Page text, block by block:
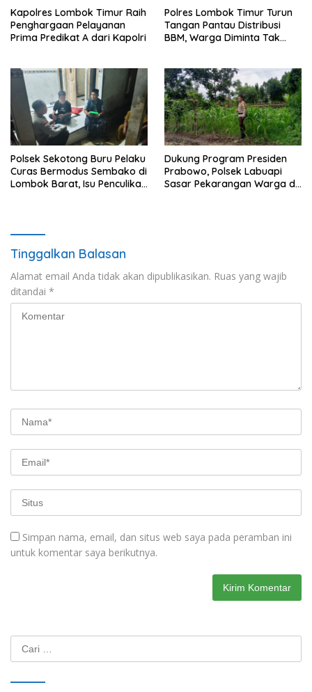
Kapolres Lombok Timur Raih
Penghargaan Pelayanan
Prima Predikat A dari Kapolri
Polres Lombok Timur Turun
Tangan Pantau Distribusi
BBM, Warga Diminta Tak
Polsek Sekotong Buru Pelaku
Curas Bermodus Sembako di
Lombok Barat, Isu Penculikan
Dukung Program Presiden
Prabowo, Polsek Labuapi
Sasar Pekarangan Warga di
Tinggalkan Balasan
Alamat email Anda tidak akan dipublikasikan. Ruas yang wajib
ditandai *
Simpan nama, email, dan situs web saya pada peramban ini
untuk komentar saya berikutnya.